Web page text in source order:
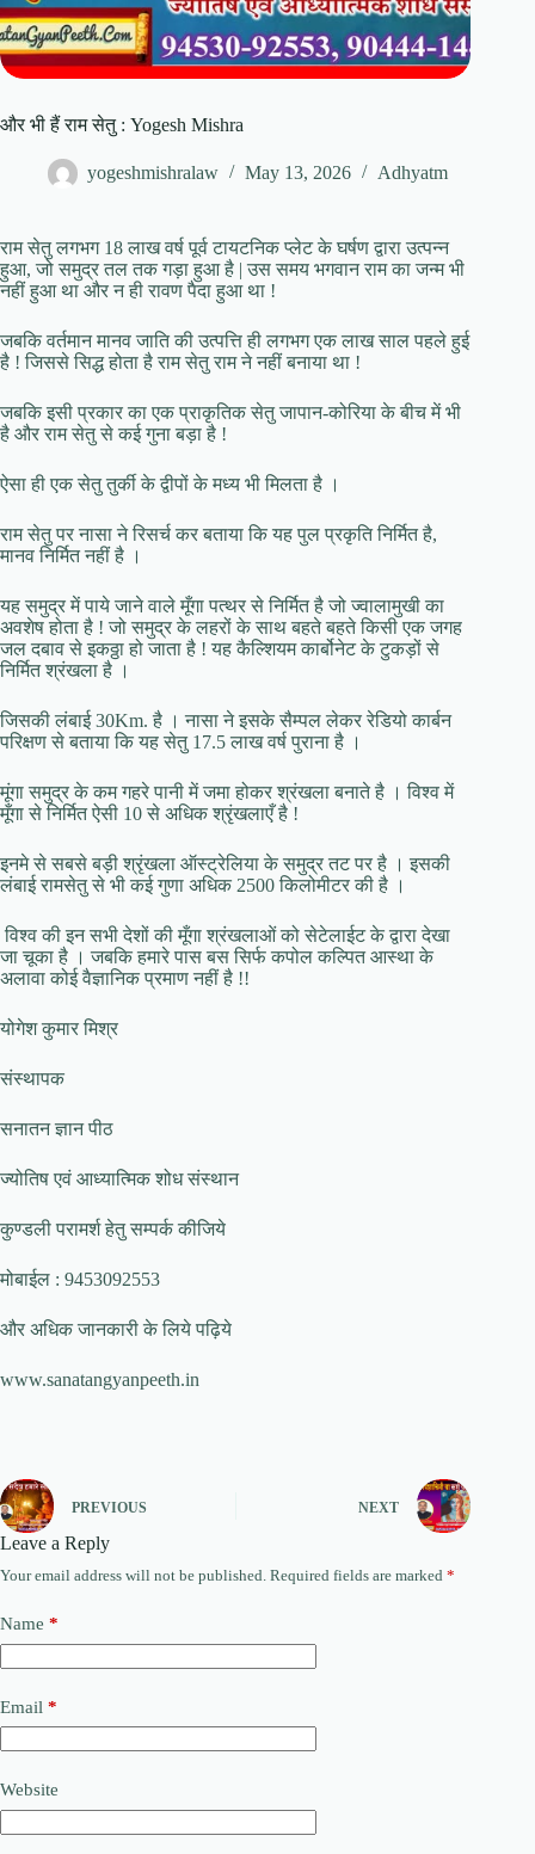
और भी हैं राम सेतु : Yogesh Mishra
yogeshmishralaw May 13, 2026 Adhyatm
राम सेतु लगभग 18 लाख वर्ष पूर्व टायटनिक प्लेट के घर्षण द्वारा उत्पन्न
हुआ, जो समुद्र तल तक गड़ा हुआ है | उस समय भगवान राम का जन्म भी
नहीं हुआ था और न ही रावण पैदा हुआ था !
जबकि वर्तमान मानव जाति की उत्पत्ति ही लगभग एक लाख साल पहले हुई
है ! जिससे सिद्ध होता है राम सेतु राम ने नहीं बनाया था !
जबकि इसी प्रकार का एक प्राकृतिक सेतु जापान-कोरिया के बीच में भी
है और राम सेतु से कई गुना बड़ा है !
ऐसा ही एक सेतु तुर्की के द्वीपों के मध्य भी मिलता है ।
राम सेतु पर नासा ने रिसर्च कर बताया कि यह पुल प्रकृति निर्मित है,
मानव निर्मित नहीं है ।
यह समुद्र में पाये जाने वाले मूँगा पत्थर से निर्मित है जो ज्वालामुखी का
अवशेष होता है ! जो समुद्र के लहरों के साथ बहते बहते किसी एक जगह
जल दबाव से इकठ्ठा हो जाता है ! यह कैल्शियम कार्बोनेट के टुकड़ों से
निर्मित श्रंखला है ।
जिसकी लंबाई 30Km. है । नासा ने इसके सैम्पल लेकर रेडियो कार्बन
परिक्षण से बताया कि यह सेतु 17.5 लाख वर्ष पुराना है ।
मूंगा समुद्र के कम गहरे पानी में जमा होकर श्रंखला बनाते है । विश्व में
मूँगा से निर्मित ऐसी 10 से अधिक श्रृंखलाएँ है !
इनमे से सबसे बड़ी श्रृंखला ऑस्ट्रेलिया के समुद्र तट पर है । इसकी
लंबाई रामसेतु से भी कई गुणा अधिक 2500 किलोमीटर की है ।
विश्व की इन सभी देशों की मूँगा श्रंखलाओं को सेटेलाईट के द्वारा देखा
जा चूका है । जबकि हमारे पास बस सिर्फ कपोल कल्पित आस्था के
अलावा कोई वैज्ञानिक प्रमाण नहीं है !!
योगेश कुमार मिश्र
संस्थापक
सनातन ज्ञान पीठ
ज्योतिष एवं आध्यात्मिक शोध संस्थान
कुण्डली परामर्श हेतु सम्पर्क कीजिये
मोबाईल : 9453092553
और अधिक जानकारी के लिये पढ़िये
www.sanatangyanpeeth.in
PREVIOUS NEXT
Leave a Reply
Your email address will not be published. Required fields are marked *
Name *
Email *
Website